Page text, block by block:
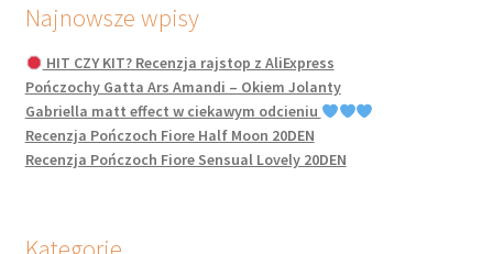
Najnowsze wpisy
HIT CZY KIT? Recenzja rajstop z AliExpress
Pończochy Gatta Ars Amandi – Okiem Jolanty
Gabriella matt effect w ciekawym odcieniu
Recenzja Pończoch Fiore Half Moon 20DEN
Recenzja Pończoch Fiore Sensual Lovely 20DEN